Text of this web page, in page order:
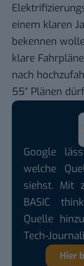
einem klaren
bekennen
klare
nach
55“ Plänen
Google
welche
siehst. Mit
BASIC
Quelle
Tech-
Hier